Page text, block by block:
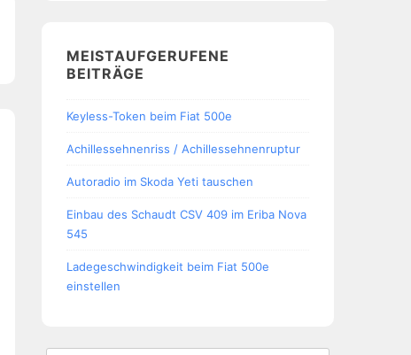
MEISTAUFGERUFENE
BEITRÄGE
Keyless-Token beim Fiat 500e
Achillessehnenriss / Achillessehnenruptur
Autoradio im Skoda Yeti tauschen
Einbau des Schaudt CSV 409 im Eriba Nova
545
Ladegeschwindigkeit beim Fiat 500e
einstellen